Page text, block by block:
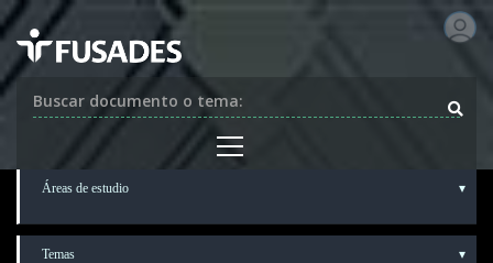
Buscar documento o tema:
Áreas de estudio
Temas